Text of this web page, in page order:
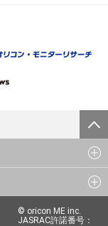
© oricon ME inc.
JASRAC許諾番号：